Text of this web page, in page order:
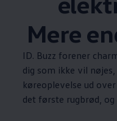
Mere
ID. Buzz forener
dig som ikke vil
køreoplevelse ud
det første rugbrød,